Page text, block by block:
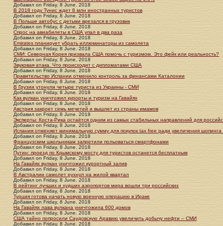
Добавил on Friday, 8 June. 2018
В 2018 году Тунис ждет 8 млн иностранных туристов
Добавил on Friday, 8 June. 2018
В Польше автобус с детьми врезался в грузовик
Добавил on Friday, 8 June. 2018
Спрос на авиабилеты в США упал в два раза
Добавил on Friday, 8 June. 2018
Emirates планирует убрать иллюминаторы из самолета
Добавил on Friday, 8 June. 2018
СМИ: Северная Корея призвала США помочь с туризмом. Это фейк или реальность?
Добавил on Friday, 8 June. 2018
Звуковая атака. Что происходит с дипломатами США
Добавил on Friday, 8 June. 2018
Правительство Испании отменило контроль за финансами Каталонии
Добавил on Friday, 8 June. 2018
В Грузии утонули четыре туриста из Украины - СМИ
Добавил on Friday, 8 June. 2018
Как вулкан уничтожил курорты и туризм на Гавайях
Добавил on Friday, 8 June. 2018
Австрия закроет семь мечетей и вышлет из страны имамов
Добавил on Friday, 8 June. 2018
Эксперты: Коста-Рика остаётся одним из самых стабильных направлений для
Добавил on Friday, 8 June. 2018
Испания отменяет минимальную сумму для покупок tax free ради увеличения шопинга
Добавил on Friday, 8 June. 2018
Французским школьникам запретили польоваться смартфонами
Добавил on Friday, 8 June. 2018
Путин: проезд по Крымскому мосту для туристов останется бесплатным
Добавил on Friday, 8 June. 2018
На Гавайях вулкан уничтожил курортный залив
Добавил on Friday, 8 June. 2018
В Австралии самолет рухнул на жилой квартал
Добавил on Friday, 8 June. 2018
В рейтинг лучших и худших аэропортов мира вошли три российских
Добавил on Friday, 8 June. 2018
Турция готова начать новую военную операцию в Ираке‍
Добавил on Friday, 8 June. 2018
На Гавайях лава вулкана уничтожила 600 домов
Добавил on Friday, 8 June. 2018
США тайно попросили Саудовскую Аравию увеличить добычу нефти – СМИ
Добавил on Friday, 8 June. 2018